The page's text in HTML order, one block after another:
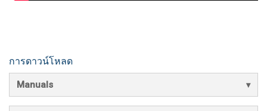
การดาวน์โหลด
Manuals